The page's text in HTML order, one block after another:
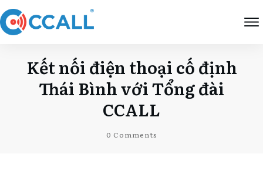
Kết nối điện thoại cố định
Thái Bình với Tổng đài
CCALL
0 Comments